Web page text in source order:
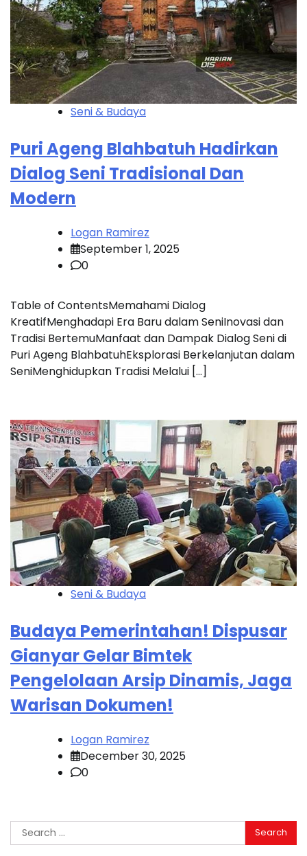
Seni & Budaya
Puri Ageng Blahbatuh Hadirkan
Dialog Seni Tradisional Dan
Modern
Logan Ramirez
September 1, 2025
0
Table of ContentsMemahami Dialog
KreatifMenghadapi Era Baru dalam SeniInovasi dan
Tradisi BertemuManfaat dan Dampak Dialog Seni di
Puri Ageng BlahbatuhEksplorasi Berkelanjutan dalam
SeniMenghidupkan Tradisi Melalui […]
Seni & Budaya
Budaya Pemerintahan! Dispusar
Gianyar Gelar Bimtek
Pengelolaan Arsip Dinamis, Jaga
Warisan Dokumen!
Logan Ramirez
December 30, 2025
0
Search
for: